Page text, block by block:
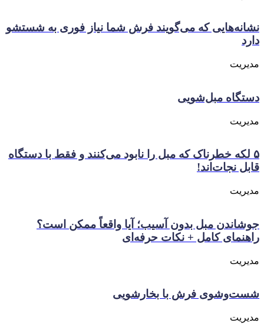
نشانه‌هایی که می‌گویند فرش شما نیاز فوری به شستشو
دارد
مدیریت
دستگاه مبل‌شویی
مدیریت
۵ لکه‌ خطرناک که مبل را نابود می‌کنند و فقط با دستگاه
قابل نجات‌اند!
مدیریت
جوشاندن مبل بدون آسیب؛ آیا واقعاً ممکن است؟
راهنمای کامل + نکات حرفه‌ای
مدیریت
شست‌وشوی فرش با بخارشویی
مدیریت